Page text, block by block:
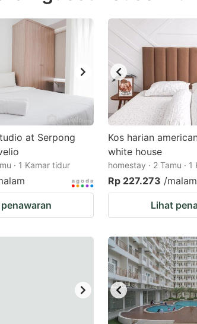
mark
key
to
get
the
keyboard
shortcuts
for
changing
dates.
at Serpong
· 1 Kamar tidur
Kos harian
white house
homestay · 2 Tamu ·
Rp 227.273 /malam
Lihat